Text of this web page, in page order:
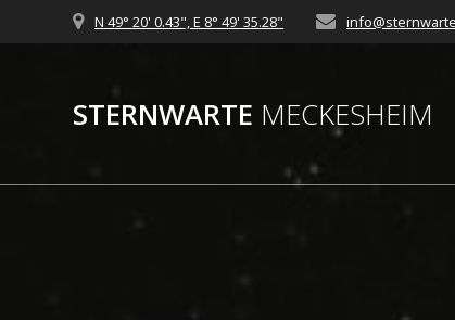
Inhalt
N 49° 20' 0.43", E 8° 49' 35.28"
STERNWARTE MECKESHEIM